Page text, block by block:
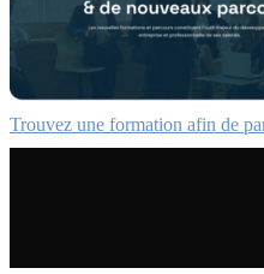
Trouvez une formation afin de